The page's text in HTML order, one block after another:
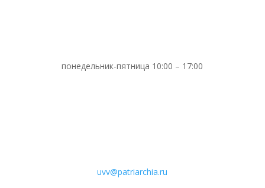
понедельник-пятница 10:00 – 17:00
uvv@patriarchia.ru